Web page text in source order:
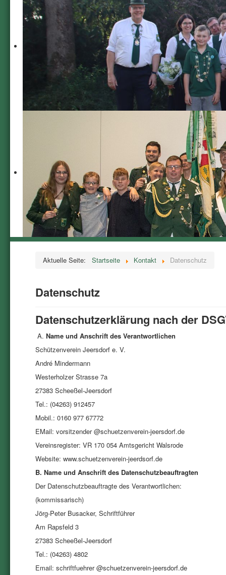
Aktuelle Seite: Startseite Kontakt Datenschutz
Datenschutz
Datenschutzerklärung nach der
A. Name und Anschrift des Verantwortlichen
Schützenverein Jeersdorf e. V.
André Mindermann
Westerholzer Strasse 7a
27383 Scheeßel-Jeersdorf
Tel.: (04263) 912457
Mobil.: 0160 977 67772
EMail: vorsitzender @schuetzenverein-jeersdorf.de
Vereinsregister: VR 170 054 Amtsgericht Walsrode
Website: www.schuetzenverein-jeerdsorf.de
B. Name und Anschrift des Datenschutzbeauftragten
Der Datenschutzbeauftragte des Verantwortlichen:
(kommissarisch)
Jörg-Peter Busacker, Schriftführer
Am Rapsfeld 3
27383 Scheeßel-Jeersdorf
Tel.: (04263) 4802
Email: schriftfuehrer @schuetzenverein-jeersdorf.de